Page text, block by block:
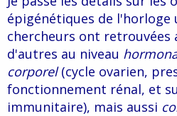
épigénétiques de l'horloge
chercheurs ont retrouvées
d'autres au niveau
corporel(cycle ovarien,
fonctionnement rénal, et
immunitaire), mais aussi